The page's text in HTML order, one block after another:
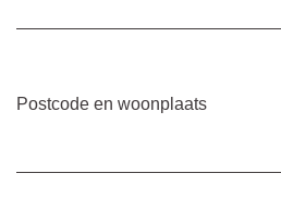
Postcode en woonplaats